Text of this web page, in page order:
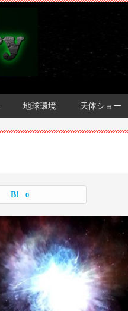
地球環境 天体ショー
0